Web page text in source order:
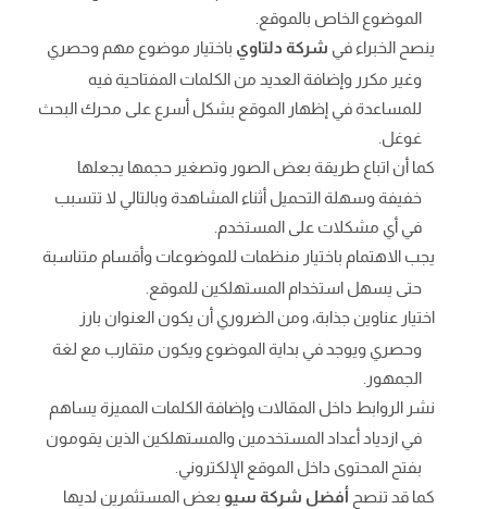
الموضوع الخاص بالموقع.
ينصح الخبراء في شركة دلتاوي باختيار موضوع مهم وحصري
وغير مكرر وإضافة العديد من الكلمات المفتاحية فيه
للمساعدة في إظهار الموقع بشكل أسرع على محرك البحث
غوغل.
كما أن اتباع طريقة بعض الصور وتصغير حجمها يجعلها
خفيفة وسهلة التحميل أثناء المشاهدة وبالتالي لا تتسبب
في أي مشكلات على المستخدم.
يجب الاهتمام باختيار منظمات للموضوعات وأقسام متناسبة
حتى يسهل استخدام المستهلكين للموقع.
اختيار عناوين جذابة، ومن الضروري أن يكون العنوان بارز
وحصري ويوجد في بداية الموضوع ويكون متقارب مع لغة
الجمهور.
نشر الروابط داخل المقالات وإضافة الكلمات المميزة يساهم
في ازدياد أعداد المستخدمين والمستهلكين الذين يقومون
بفتح المحتوى داخل الموقع الإلكتروني.
كما قد تنصح أفضل شركة سيو بعض المستثمرين لديها